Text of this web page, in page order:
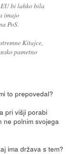
bi lahko bila
imajo
PoS.
Kitajce,
pametno
to prepovedal?
pri višji porabi
ne polnim svojega
ima država s tem?